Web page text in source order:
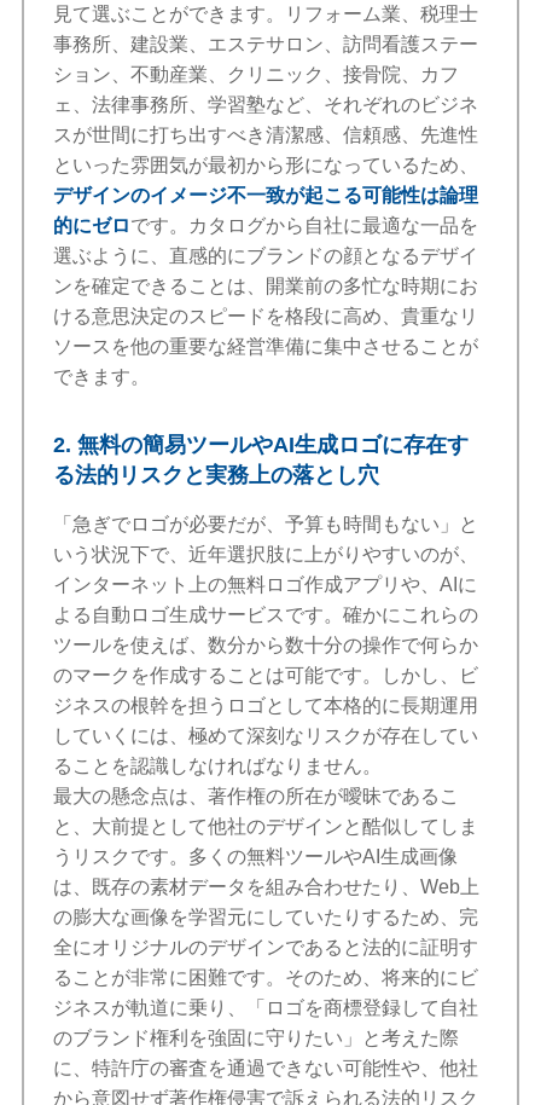
見て選ぶことができます。リフォーム業、税理士
事務所、建設業、エステサロン、訪問看護ステー
ション、不動産業、クリニック、接骨院、カフ
ェ、法律事務所、学習塾など、それぞれのビジネ
スが世間に打ち出すべき清潔感、信頼感、先進性
といった雰囲気が最初から形になっているため、
デザインのイメージ不一致が起こる可能性は論理
的にゼロです。カタログから自社に最適な一品を
選ぶように、直感的にブランドの顔となるデザイ
ンを確定できることは、開業前の多忙な時期にお
ける意思決定のスピードを格段に高め、貴重なリ
ソースを他の重要な経営準備に集中させることが
できます。
2. 無料の簡易ツールやAI生成ロゴに存在す
る法的リスクと実務上の落とし穴
「急ぎでロゴが必要だが、予算も時間もない」と
いう状況下で、近年選択肢に上がりやすいのが、
インターネット上の無料ロゴ作成アプリや、AIに
よる自動ロゴ生成サービスです。確かにこれらの
ツールを使えば、数分から数十分の操作で何らか
のマークを作成することは可能です。しかし、ビ
ジネスの根幹を担うロゴとして本格的に長期運用
していくには、極めて深刻なリスクが存在してい
ることを認識しなければなりません。
最大の懸念点は、著作権の所在が曖昧であるこ
と、大前提として他社のデザインと酷似してしま
うリスクです。多くの無料ツールやAI生成画像
は、既存の素材データを組み合わせたり、Web上
の膨大な画像を学習元にしていたりするため、完
全にオリジナルのデザインであると法的に証明す
ることが非常に困難です。そのため、将来的にビ
ジネスが軌道に乗り、「ロゴを商標登録して自社
のブランド権利を強固に守りたい」と考えた際
に、特許庁の審査を通過できない可能性や、他社
から意図せず著作権侵害で訴えられる法的リスク